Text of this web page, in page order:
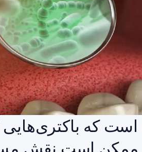
که باکتری‌هایی
ممکن است نقش